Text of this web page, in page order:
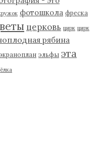
фотошкола фреска
церковь цирк цирк
рябина
эльфы эта
ёлка